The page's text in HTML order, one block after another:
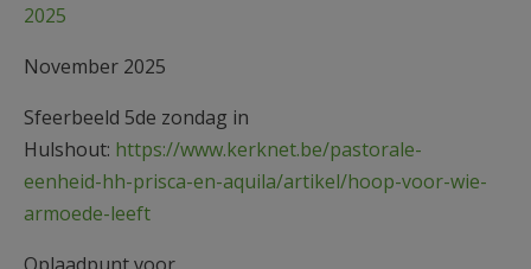
2025
November 2025
Sfeerbeeld 5de zondag in
Hulshout: https://www.kerknet.be/pastorale-
eenheid-hh-prisca-en-aquila/artikel/hoop-voor-wie-
armoede-leeft